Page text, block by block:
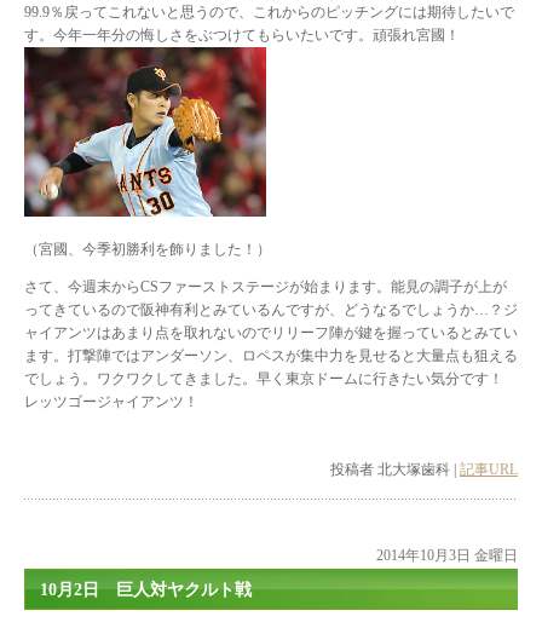
99.9％戻ってこれないと思うので、これからのピッチングには期待したいで
す。今年一年分の悔しさをぶつけてもらいたいです。頑張れ宮國！
（宮國、今季初勝利を飾りました！）
さて、今週末からCSファーストステージが始まります。能見の調子が上が
ってきているので阪神有利とみているんですが、どうなるでしょうか…？ジ
ャイアンツはあまり点を取れないのでリリーフ陣が鍵を握っているとみてい
ます。打撃陣ではアンダーソン、ロペスが集中力を見せると大量点も狙える
でしょう。ワクワクしてきました。早く東京ドームに行きたい気分です！
レッツゴージャイアンツ！
投稿者 北大塚歯科 | 記事URL
2014年10月3日 金曜日
10月2日 巨人対ヤクルト戦